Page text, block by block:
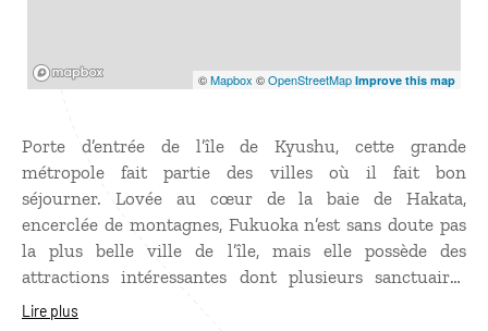
©Mapbox ©OpenStreetMap Improve this map
Porte d’entrée de l’île de Kyushu, cette grande
métropole fait partie des villes où il fait bon
séjourner. Lovée au cœur de la baie de Hakata,
encerclée de montagnes, Fukuoka n’est sans doute pas
la plus belle ville de l’île, mais elle possède des
attractions intéressantes dont plusieurs sanctuaires
près de la gare. Le quartier commerçant Tenjin est
Lire plus